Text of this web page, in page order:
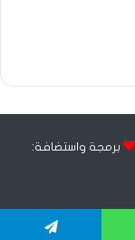
برمجة واستضافة: